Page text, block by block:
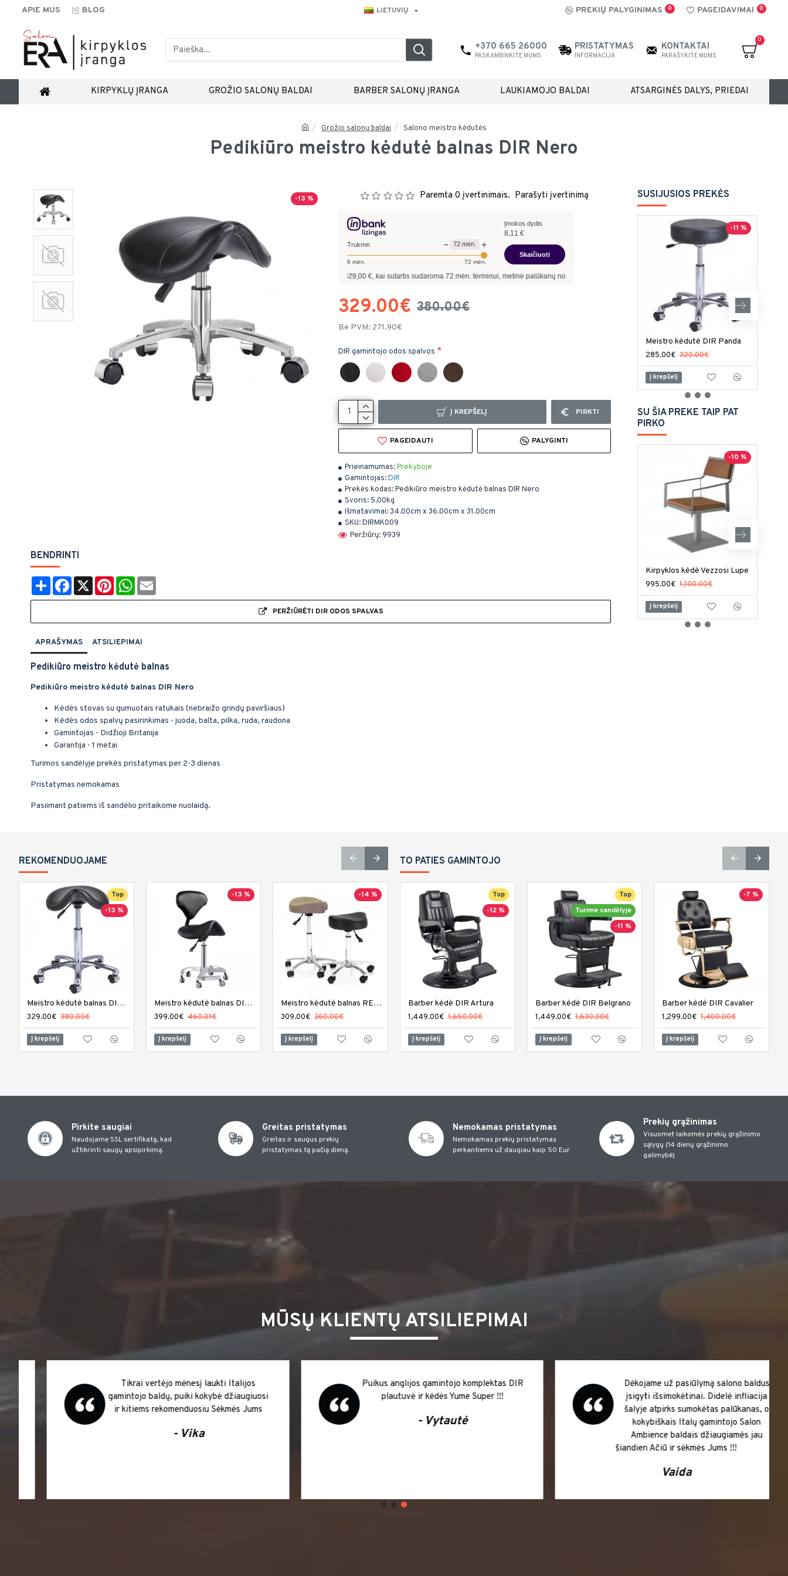
APIE MUS BLOG LIETUVIŲ PREKIŲ PALYGINIMAS 0 PAGEIDAVIMAI 0
+370 665 26000
PASKAMBINKITE MUMS
PRISTATYMAS
INFORMACIJA
KONTAKTAI
PARAŠYKITE MUMS
0
KIRPYKLŲ ĮRANGA GROŽIO SALONŲ BALDAI BARBER SALONŲ ĮRANGA LAUKIAMOJO BALDAI ATSARGINĖS DALYS, PRIEDAI
Grožio salonų baldai Salono meistro kėdutės
Pedikiūro meistro kėdutė balnas DIR Nero
-13 %
Prieinamumas:Prekyboje
Gamintojas:DIR
Prekės kodas:Pedikiūro meistro kėdutė balnas DIR Nero
Svoris: 5.00kg
Išmatavimai:34.00cm x 36.00cm x 31.00cm
SKU:DIRMK009
Peržiūrų: 9939
Paremta 0 įvertinimais. Parašyti įvertinimą
329.00€ 380.00€
Be PVM: 271.90€
DIR gamintojo odos spalvos
Trukmė: − 72 mėn. +
6 mėn. 72 mėn.
Įmokos dydis
8,11 €
Skaičiuoti
€, kai sutartis sudaroma72mėn. terminui, metinė palūkanų norma –13,90% , sutarties sudarymo mokestis - %, mėnesio sutarties mokestis –
Į KREPŠELĮ PIRKTI
PAGEIDAUTI PALYGINTI
BENDRINTI
Share Facebook
X PinterestWhatsApp
PERŽIŪRĖTI DIR ODOS SPALVAS
APRAŠYMAS ATSILIEPIMAI
Pedikiūro meistro kėdutė balnas
Pedikiūro meistro kėdutė balnas DIR Nero
Kėdės stovas su gumuotais ratukais (nebraižo grindų paviršiaus)
Kėdės odos spalvų pasirinkimas - juoda, balta, pilka, ruda, raudona
Gamintojas - Didžioji Britanija
Garantija - 1 metai
Turimos sandėlyje prekės pristatymas per 2-3 dienas
Pristatymas nemokamas
Pasiimant patiems iš sandėlio pritaikome nuolaidą.
SUSIJUSIOS PREKĖS
-11 %
Meistro kėdutė DIR Panda
285.00€ 320.00€
Į krepšelį
SU ŠIA PREKE TAIP PAT
PIRKO
-10 %
Kirpyklos kėdė Vezzosi Lupe
995.00€ 1,100.00€
Į krepšelį
REKOMENDUOJAME
Top
-13 %
Meistro kėdutė balnas DIR Nero
329.00€ 380.00€
Į krepšelį
-13 %
Meistro kėdutė balnas DIR Tao
399.00€ 460.01€
Į krepšelį
-14 %
Meistro kėdutė balnas REM Mustang
309.00€ 360.00€
Į krepšelį
-17 %
539.00€ 650.00€
Į krepšelį
-15 %
Meistro kėdutė DIR Esperto
359.00€ 420.00€
Į krepšelį
TO PATIES GAMINTOJO
Top
-12 %
Barber kėdė DIR Artura
1,449.00€ 1,650.00€
Į krepšelį
Top
Turime sandėlyje
-11 %
Barber kėdė DIR Belgrano
1,449.00€ 1,630.00€
Į krepšelį
-7 %
Barber kėdė DIR Cavalier
1,299.00€ 1,400.00€
Į krepšelį
Pirkite saugiai
Naudojame SSL sertifikatą, kad
užtikrinti saugų apsipirkimą.
Greitas pristatymas
Greitas ir saugus prekių
pristatymas tą pačią dieną.
Nemokamas pristatymas
Nemokamas prekių pristatymas
perkantiems už daugiau kaip 50 Eur
Prekių grąžinimas
Visuomet laikomės prekių grąžinimo
sąlygų (14 dienų grąžinimo
galimybė)
MŪSŲ KLIENTŲ ATSILIEPIMAI
Puikus anglijos gamintojo komplektas DIR
plautuvė ir kėdės Yume Super !!!
Dėkojame už pasiūlymą salono baldus
įsigyti išsimokėtinai. Didelė infliacija
šalyje atpirks sumokėtas palūkanas, o
kokybiškais Italų gamintojo Salon
Tikrai vertėjo laukti superiniai baldai
Barber salonui. Didžiausios sėkmės Jums
!!! Super!
Robertas